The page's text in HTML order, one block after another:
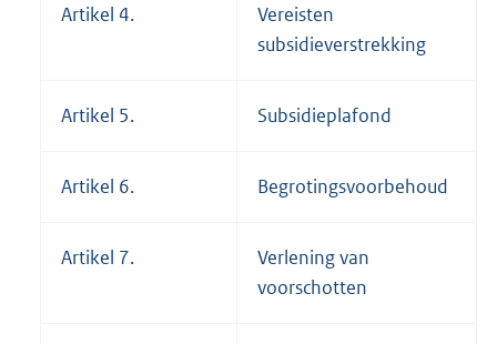
Artikel 4.
Vereisten
subsidieverstrekking
Artikel 5. Subsidieplafond
Artikel 6. Begrotingsvoorbehoud
Artikel 7.
Verlening van
voorschotten